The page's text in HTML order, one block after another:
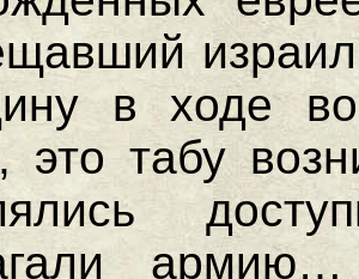
в ходе
это табу